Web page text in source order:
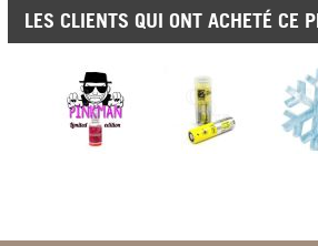
LES CLIENTS QUI ONT ACHETÉ CE